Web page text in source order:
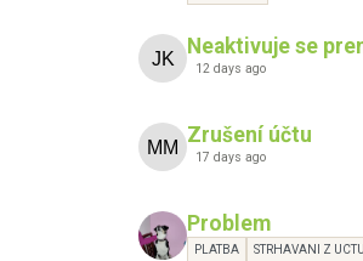
Neaktivuje se
12 days ago
Zrušení účtu
17 days ago
Problem
PLATBA STRHAVANI Z UCTU